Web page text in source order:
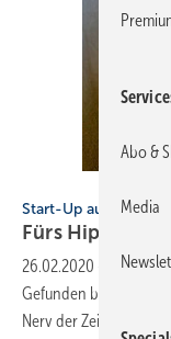
Start-Up aus Namibia
Fürs Hipster-Bad
26.02.2020
Hier ist
Gefunden bei einem
Nerv der Zeit und darf
Abo &
Media